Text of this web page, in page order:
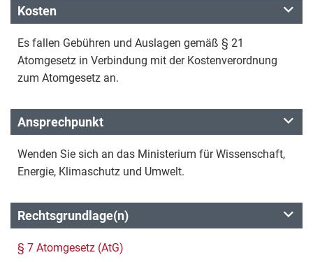
Kosten
Es fallen Gebühren und Auslagen gemäß § 21
Atomgesetz in Verbindung mit der Kostenverordnung
zum Atomgesetz an.
Ansprechpunkt
Wenden Sie sich an das Ministerium für Wissenschaft,
Energie, Klimaschutz und Umwelt.
Rechtsgrundlage(n)
§ 7 Atomgesetz (AtG)